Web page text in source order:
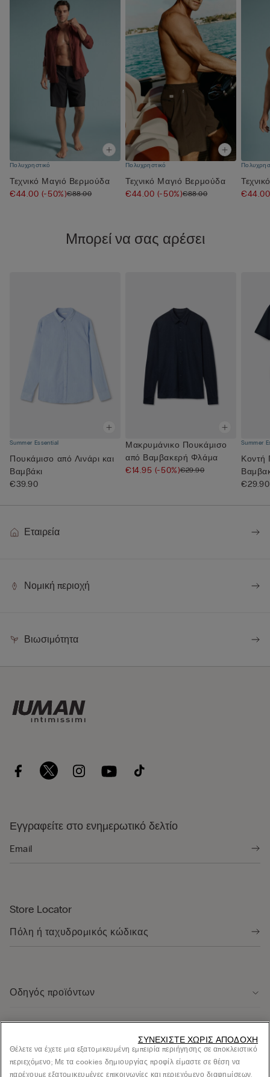
Πολυχρηστικό
Τεχνικό Μαγιό Βερμούδα
€44.00 (-50%)€88.00
Πολυχρηστικό
Τεχνικό Μαγιό Βερμούδα
€44.00 (-50%)€88.00
Μπορεί να σας αρέσει
Summer Essential
Πουκάμισο από Λινάρι και
Βαμβάκι
€39.90
Μακρυμάνικο Πουκάμισο
από Βαμβακερή Φλάμα
€14.95 (-50%)€29.90
Summer
Κοντή
€29.90
Εταιρεία
Νομική περιοχή
Βιωσιμότητα
Εγγραφείτε στο ενημερωτικό δελτίο
Store Locator
Οδηγός προϊόντων
Νομική περιοχή
Θέλετε να έχετε μια εξατομικευμένη εμπειρία περιήγησης σε αποκλειστικό
περιεχόμενο; Με τα cookies δημιουργίας προφίλ είμαστε σε θέση να
παρέχουμε εξατομικευμένες επικοινωνίες και περιεχόμενο διαφημίσεων.
ΣΥΝΕΧΊΣΤΕ ΧΩΡΊΣ ΑΠΟΔΟΧΉ